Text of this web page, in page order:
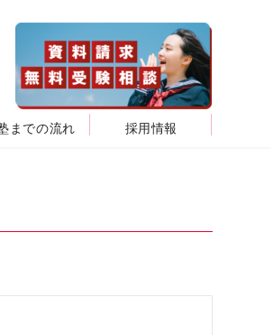
までの流れ 採用情報